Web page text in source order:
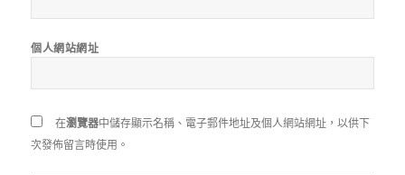
個人網站網址
在瀏覽器中儲存顯示名稱、電子郵件地址及個人網站網址，以供下
次發佈留言時使用。